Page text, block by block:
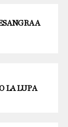
A
LA LUPA